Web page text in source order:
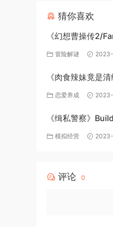
猜你喜欢
《幻想曹操传2/
下载与介绍
冒险解谜
《肉食辣妹竟是
机游戏免费下载
恋爱养成
《缉私警察》
DLC-官方中文-免
模拟经营
评论 0